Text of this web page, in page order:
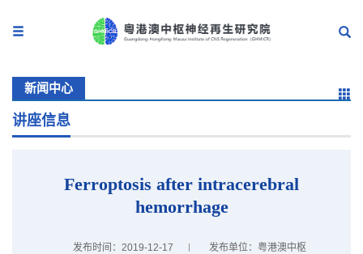
新闻中心
讲座信息
Ferroptosis after intracerebral
hemorrhage
发布时间：2019-12-17
发布单位：粤港澳中枢